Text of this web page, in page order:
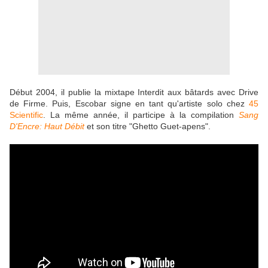
Début 2004, il publie la mixtape Interdit aux bâtards avec Drive
de Firme. Puis, Escobar signe en tant qu'artiste solo chez 45
Scientific . La même année, il participe à la compilation Sang
D'Encre: Haut Débitet son titre "Ghetto Guet-apens".